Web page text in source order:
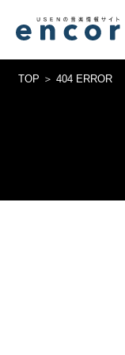
TOP 404 ERROR